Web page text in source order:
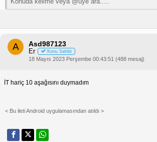
A Asd987123
Er Konu Sahibi
18 Mayıs 2023 Perşembe 00:43:51 (488 mesaj)
İT hariç 10 aşağısını duymadım
< Bu ileti Android uygulamasından atıldı >